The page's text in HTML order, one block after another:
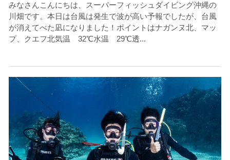
みなさんこんにちは、スーパーフィッシュダイビング沖縄の
川畑です。本日は台風は発生で波が高い予報でしたが、台風
が消えてべた凪になりました！ポイントはナガンヌ北、マッ
プ、クエフ北気温 32℃水温 29℃透...